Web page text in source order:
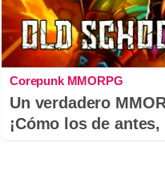
Corepunk MMORPG
Un verdadero
¡Cómo los de